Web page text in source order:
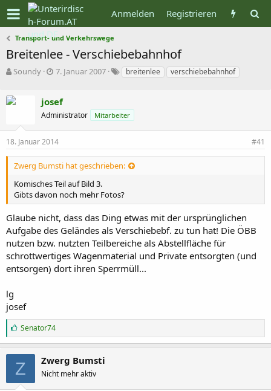
Anmelden Registrieren
Transport- und Verkehrswege
Breitenlee - Verschiebebahnhof
T
m
t
a
r
t
e
r
Soundy
B
i
n
a
t
u
m
7. Januar 2007
S
h
t
e
breitenlee verschiebebahnhof
josef
Administrator Mitarbeiter
18. Januar 2014 #41
Zwerg Bumsti hat geschrieben:
Komisches Teil auf Bild 3.
Gibts davon noch mehr Fotos?
Glaube nicht, dass das Ding etwas mit der ursprünglichen
Aufgabe des Geländes als Verschiebebf. zu tun hat! Die ÖBB
nutzen bzw. nutzten Teilbereiche als Abstellfläche für
schrottwertiges Wagenmaterial und Private entsorgten (und
entsorgen) dort ihren Sperrmüll...
lg
josef
G
e
f
ä
l
l
t
Senator74
Z Zwerg Bumsti
Nicht mehr aktiv